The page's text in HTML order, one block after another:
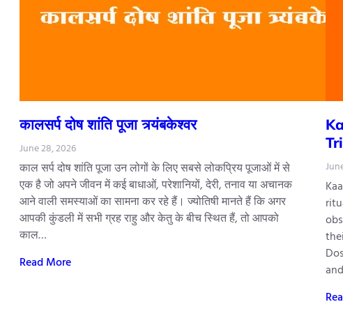
कालसर्प दोष शांति पूजा त्र्यंबकेश्वर
June 28, 2026
काल सर्प दोष शांति पूजा उन लोगों के लिए सबसे लोकप्रिय पूजाओं में से
एक है जो अपने जीवन में कई बाधाओं, परेशानियों, देरी, तनाव या अचानक
आने वाली समस्याओं का सामना कर रहे हैं। ज्योतिषी मानते हैं कि अगर
आपकी कुंडली में सभी ग्रह राहु और केतु के बीच स्थित हैं, तो आपको
काल…
Read More